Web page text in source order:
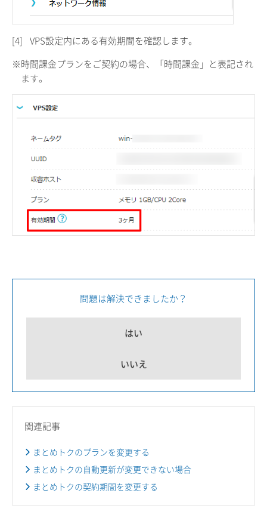
[4]
VPS設定内にある有効期間を確認します。
※時間課金プランをご契約の場合、「時間課金」と表記され
ます。
問題は解決できましたか？
はい
いいえ
関連記事
まとめトクのプランを変更する
まとめトクの自動更新が変更できない場合
まとめトクの契約期間を変更する